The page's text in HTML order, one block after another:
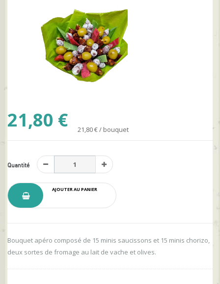
21,80 € 21,80 € / bouquet
Quantité
AJOUTER AU PANIER
Bouquet apéro composé de 15 minis saucissons et 15 minis chorizo,
deux sortes de fromage au lait de vache et olives.